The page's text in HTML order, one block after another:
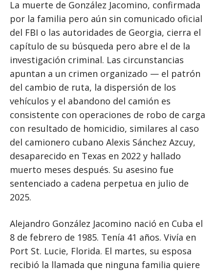
La muerte de González Jacomino, confirmada
por la familia pero aún sin comunicado oficial
del FBI o las autoridades de Georgia, cierra el
capítulo de su búsqueda pero abre el de la
investigación criminal. Las circunstancias
apuntan a un crimen organizado — el patrón
del cambio de ruta, la dispersión de los
vehículos y el abandono del camión es
consistente con operaciones de robo de carga
con resultado de homicidio, similares al caso
del camionero cubano Alexis Sánchez Azcuy,
desaparecido en Texas en 2022 y hallado
muerto meses después. Su asesino fue
sentenciado a cadena perpetua en julio de
2025.
Alejandro González Jacomino nació en Cuba el
8 de febrero de 1985. Tenía 41 años. Vivía en
Port St. Lucie, Florida. El martes, su esposa
recibió la llamada que ninguna familia quiere